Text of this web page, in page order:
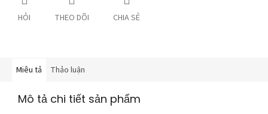
HỎI THEO DÕI CHIA SẺ
Miêu tả Thảo luận
Mô tả chi tiết sản phẩm